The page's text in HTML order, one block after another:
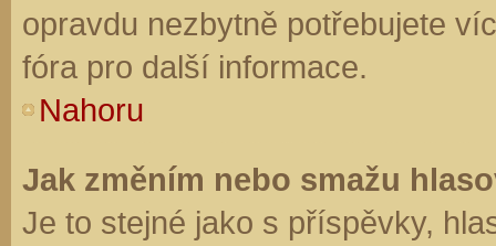
opravdu nezbytně potřebujete
fóra pro další informace.
Nahoru
Jak změním nebo smažu
Je to stejné jako s příspěvky,